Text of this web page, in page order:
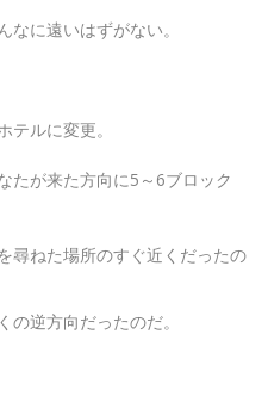
なに遠いはずがない。
ルに変更。
たが来た方向に5～6ブロック
尋ねた場所のすぐ近くだったの
逆方向だったのだ。